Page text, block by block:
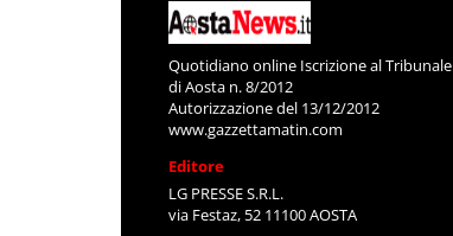
Quotidiano online Iscrizione al Tribunale
di Aosta n. 8/2012
Autorizzazione del 13/12/2012
www.gazzettamatin.com
Editore
LG PRESSE S.R.L.
via Festaz, 52 11100 AOSTA